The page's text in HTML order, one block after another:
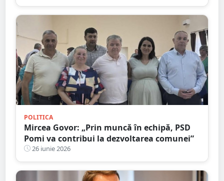
POLITICA
Mircea Govor: „Prin muncă în echipă, PSD
Pomi va contribui la dezvoltarea comunei”
26 iunie 2026